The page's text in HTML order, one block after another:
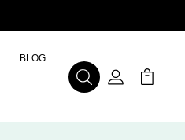
BLOG
BuscarMi Cuenta
Mi